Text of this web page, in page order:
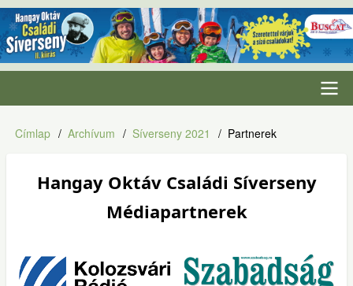
Ugrás
a
tartalomra
Fő
Morzsa
Címlap Archívum Síverseny 2021 Partnerek
Hangay Oktáv Családi Síverseny
Médiapartnerek